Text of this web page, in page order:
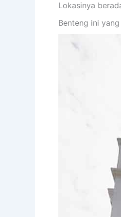
Lokasinya
Benteng ini